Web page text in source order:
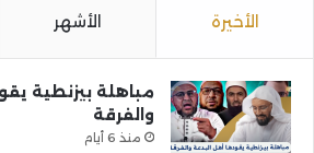
الأخيرة الأشهر
مباهلة بيزنطية
والفرقة
منذ 6 أيام